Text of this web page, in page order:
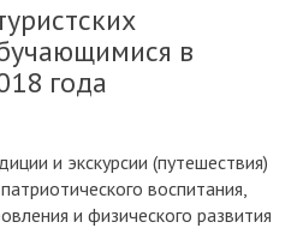
в
года
и экскурсии (путешествия)
воспитания,
и физического развития